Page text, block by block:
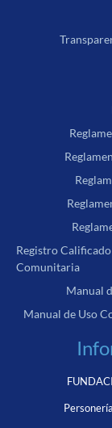
Registro
Comunitaria
Manual
Manual de Uso